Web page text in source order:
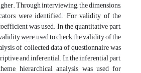
Through interviewing, the dimensions,
were identified. For validity of the
was used. In the quantitative part,
were used to check the validity of the
of collected data of questionnaire was
and inferential. In the inferential part,
hierarchical analysis was used for